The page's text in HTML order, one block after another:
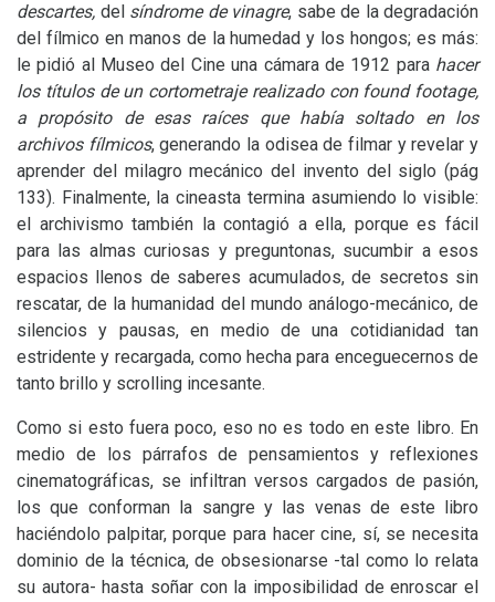
descartes, del síndrome de vinagre, sabe de la degradación
del fílmico en manos de la humedad y los hongos; es más:
le pidió al Museo del Cine una cámara de 1912 para hacer
los títulos de un cortometraje realizado con found footage,
a propósito de esas raíces que había soltado en los
archivos fílmicos, generando la odisea de filmar y revelar y
aprender del milagro mecánico del invento del siglo (pág
133). Finalmente, la cineasta termina asumiendo lo visible:
el archivismo también la contagió a ella, porque es fácil
para las almas curiosas y preguntonas, sucumbir a esos
espacios llenos de saberes acumulados, de secretos sin
rescatar, de la humanidad del mundo análogo-mecánico, de
silencios y pausas, en medio de una cotidianidad tan
estridente y recargada, como hecha para enceguecernos de
tanto brillo y scrolling incesante.
Como si esto fuera poco, eso no es todo en este libro. En
medio de los párrafos de pensamientos y reflexiones
cinematográficas, se infiltran versos cargados de pasión,
los que conforman la sangre y las venas de este libro
haciéndolo palpitar, porque para hacer cine, sí, se necesita
dominio de la técnica, de obsesionarse -tal como lo relata
su autora- hasta soñar con la imposibilidad de enroscar el